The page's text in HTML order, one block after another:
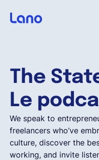
Pourquoi Lano?
Tarifs
Ressources
The
Le
We speak to
freelancers who’ve
culture, discover the
working, and invite